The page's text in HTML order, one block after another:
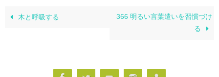
木と呼吸する
366 明るい言葉遣いを習慣づけ
る